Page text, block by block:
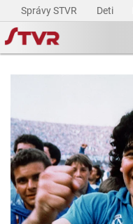
Správy STVR Deti